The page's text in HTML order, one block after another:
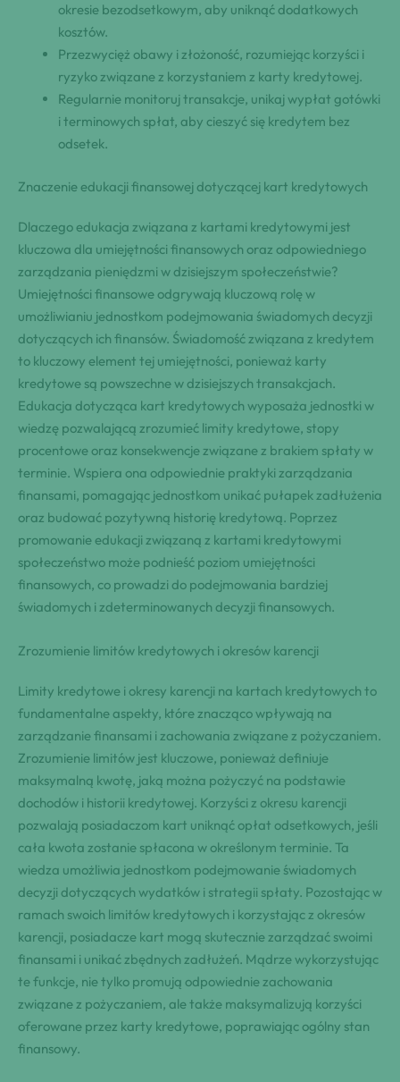
okresie bezodsetkowym, aby uniknąć dodatkowych
kosztów.
Przezwycięż obawy i złożoność, rozumiejąc korzyści i
ryzyko związane z korzystaniem z karty kredytowej.
Regularnie monitoruj transakcje, unikaj wypłat gotówki
i terminowych spłat, aby cieszyć się kredytem bez
odsetek.
Znaczenie edukacji finansowej dotyczącej kart kredytowych
Dlaczego edukacja związana z kartami kredytowymi jest
kluczowa dla umiejętności finansowych oraz odpowiedniego
zarządzania pieniędzmi w dzisiejszym społeczeństwie?
Umiejętności finansowe odgrywają kluczową rolę w
umożliwianiu jednostkom podejmowania świadomych decyzji
dotyczących ich finansów. Świadomość związana z kredytem
to kluczowy element tej umiejętności, ponieważ karty
kredytowe są powszechne w dzisiejszych transakcjach.
Edukacja dotycząca kart kredytowych wyposaża jednostki w
wiedzę pozwalającą zrozumieć limity kredytowe, stopy
procentowe oraz konsekwencje związane z brakiem spłaty w
terminie. Wspiera ona odpowiednie praktyki zarządzania
finansami, pomagając jednostkom unikać pułapek zadłużenia
oraz budować pozytywną historię kredytową. Poprzez
promowanie edukacji związaną z kartami kredytowymi
społeczeństwo może podnieść poziom umiejętności
finansowych, co prowadzi do podejmowania bardziej
świadomych i zdeterminowanych decyzji finansowych.
Zrozumienie limitów kredytowych i okresów karencji
Limity kredytowe i okresy karencji na kartach kredytowych to
fundamentalne aspekty, które znacząco wpływają na
zarządzanie finansami i zachowania związane z pożyczaniem.
Zrozumienie limitów jest kluczowe, ponieważ definiuje
maksymalną kwotę, jaką można pożyczyć na podstawie
dochodów i historii kredytowej. Korzyści z okresu karencji
pozwalają posiadaczom kart uniknąć opłat odsetkowych, jeśli
cała kwota zostanie spłacona w określonym terminie. Ta
wiedza umożliwia jednostkom podejmowanie świadomych
decyzji dotyczących wydatków i strategii spłaty. Pozostając w
ramach swoich limitów kredytowych i korzystając z okresów
karencji, posiadacze kart mogą skutecznie zarządzać swoimi
finansami i unikać zbędnych zadłużeń. Mądrze wykorzystując
te funkcje, nie tylko promują odpowiednie zachowania
związane z pożyczaniem, ale także maksymalizują korzyści
oferowane przez karty kredytowe, poprawiając ogólny stan
finansowy.